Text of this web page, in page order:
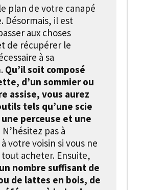
plan de votre canapé
Désormais, il est
aux choses
de récupérer le
à sa
Qu’il soit composé
d’un sommier ou
assise, vous aurez
tels qu’une scie
perceuse et une
N’hésitez pas à
votre voisin si vous ne
acheter. Ensuite,
nombre suffisant de
de lattes en bois, de